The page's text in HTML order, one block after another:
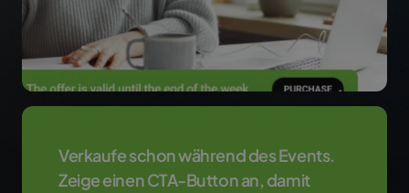
Verkaufe schon während des Events.
Zeige einen CTA-Button an, damit